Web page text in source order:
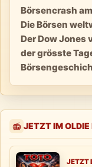
Börsencrash
Die Börsen
Der Dow Jones
der grösste
📻 JETZT IM OLDIE
JETZT